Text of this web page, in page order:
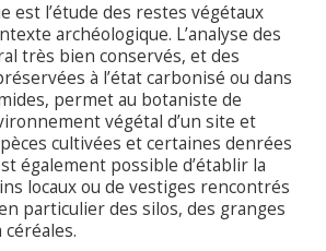
est l’étude des restes végétaux
archéologique. L’analyse des
très bien conservés, et des
à l’état carbonisé ou dans
permet au botaniste de
végétal d’un site et
cultivées et certaines denrées
également possible d’établir la
locaux ou de vestiges rencontrés
particulier des silos, des granges